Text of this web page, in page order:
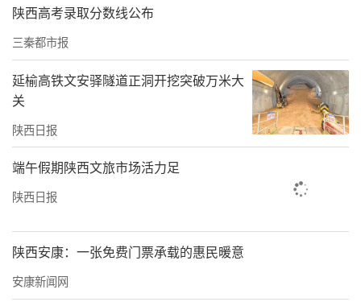
此外，针对老年人饮食结构失衡、口味偏重、
盲目进补等问题，神木市老年大学联合市医
院、市营养学会常态化开设《食品营养与健
康》精品课程。神木市营养学会理事长王亚红
表示，课程结合老年生活场景，用通俗易懂的
语言讲解饮食误区、营养餐桌、家庭健康管理
等实用知识。“课程严格依据《中国老年人膳
食指南》编写，贴合老年人生理特点和健康需
求，通过理论讲解、实操演练、趣味互动的形
式，让老年人轻松掌握养生知识，养成健康生
活方式。”王亚红介绍道。
陕西高考录取分数线公布
三秦都市报
延榆高铁文安驿隧道正洞开挖突破万米大
关
陕西日报
端午假期陕西文旅市场活力足
陕西日报
陕西安康：一张免费门票承载的惠民暖意
安康新闻网